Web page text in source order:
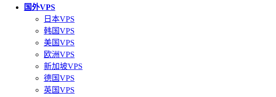
国外VPS
日本VPS
韩国VPS
美国VPS
欧洲VPS
新加坡VPS
德国VPS
英国VPS